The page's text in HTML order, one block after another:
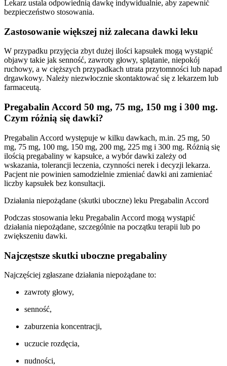
Lekarz ustala odpowiednią dawkę indywidualnie, aby zapewnić
bezpieczeństwo stosowania.
Zastosowanie większej niż zalecana dawki leku
W przypadku przyjęcia zbyt dużej ilości kapsułek mogą wystąpić
objawy takie jak senność, zawroty głowy, splątanie, niepokój
ruchowy, a w cięższych przypadkach utrata przytomności lub napad
drgawkowy. Należy niezwłocznie skontaktować się z lekarzem lub
farmaceutą.
Pregabalin Accord 50 mg, 75 mg, 150 mg i 300 mg.
Czym różnią się dawki?
Pregabalin Accord występuje w kilku dawkach, m.in. 25 mg, 50
mg, 75 mg, 100 mg, 150 mg, 200 mg, 225 mg i 300 mg. Różnią się
ilością pregabaliny w kapsułce, a wybór dawki zależy od
wskazania, tolerancji leczenia, czynności nerek i decyzji lekarza.
Pacjent nie powinien samodzielnie zmieniać dawki ani zamieniać
liczby kapsułek bez konsultacji.
Działania niepożądane (skutki uboczne) leku Pregabalin Accord
Podczas stosowania leku Pregabalin Accord mogą wystąpić
działania niepożądane, szczególnie na początku terapii lub po
zwiększeniu dawki.
Najczęstsze skutki uboczne pregabaliny
Najczęściej zgłaszane działania niepożądane to:
zawroty głowy,
senność,
zaburzenia koncentracji,
uczucie rozdęcia,
nudności,